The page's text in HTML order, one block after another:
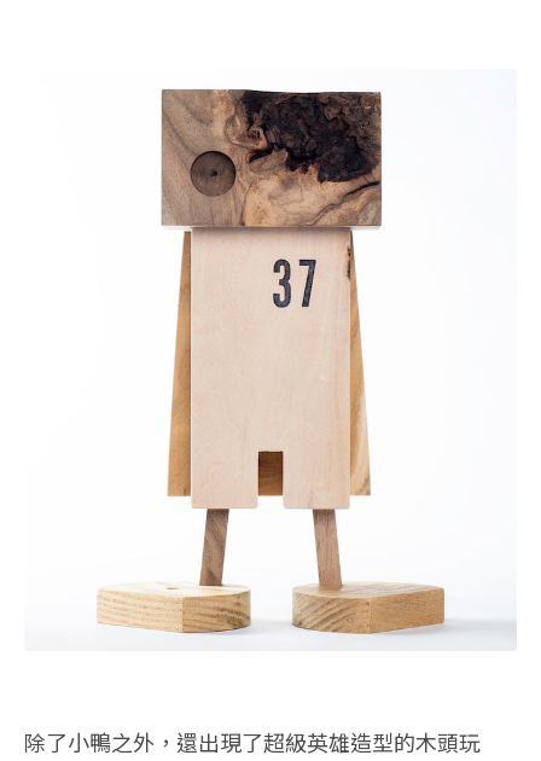
除了小鴨之外，還出現了超級英雄造型的木頭玩